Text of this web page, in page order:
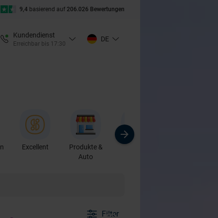
9,4 basierend auf 206.026 Bewertungen
Kundendienst
Erreichbar bis 17:30
DE
Excellent
Produkte &
Auto
Filter